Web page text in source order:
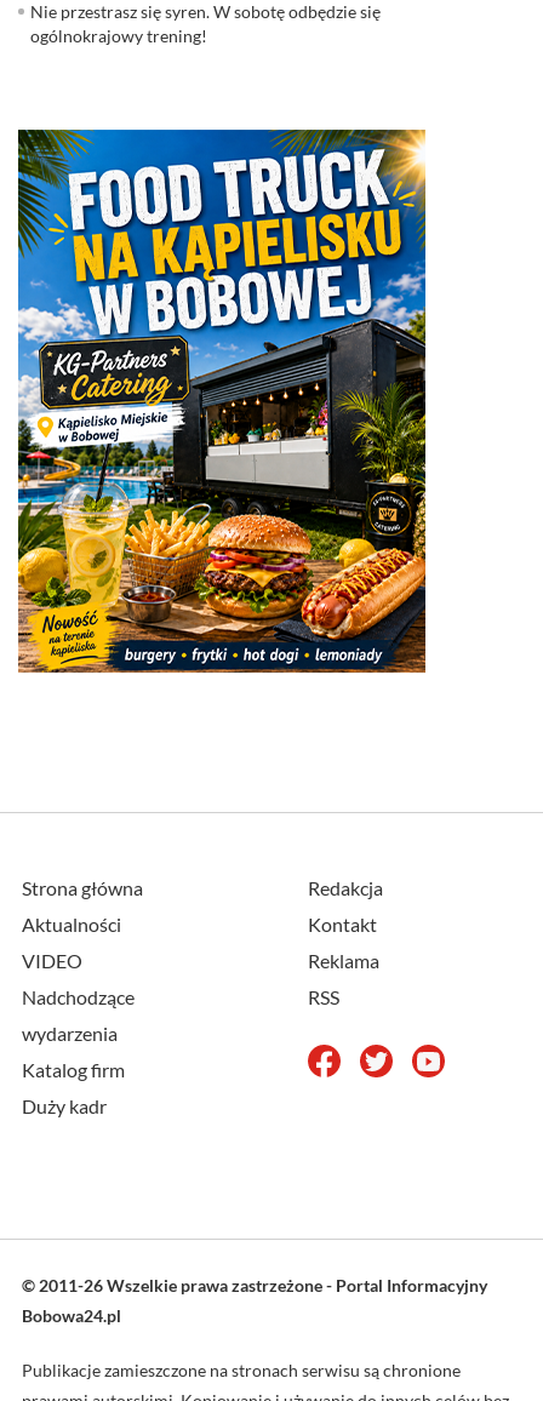
Nie przestrasz się syren. W sobotę odbędzie się
ogólnokrajowy trening!
Strona główna
Aktualności
VIDEO
Nadchodzące
wydarzenia
Katalog firm
Duży kadr
Redakcja
Kontakt
Reklama
RSS
© 2011-26 Wszelkie prawa zastrzeżone - Portal Informacyjny
Bobowa24.pl
Publikacje zamieszczone na stronach serwisu są chronione